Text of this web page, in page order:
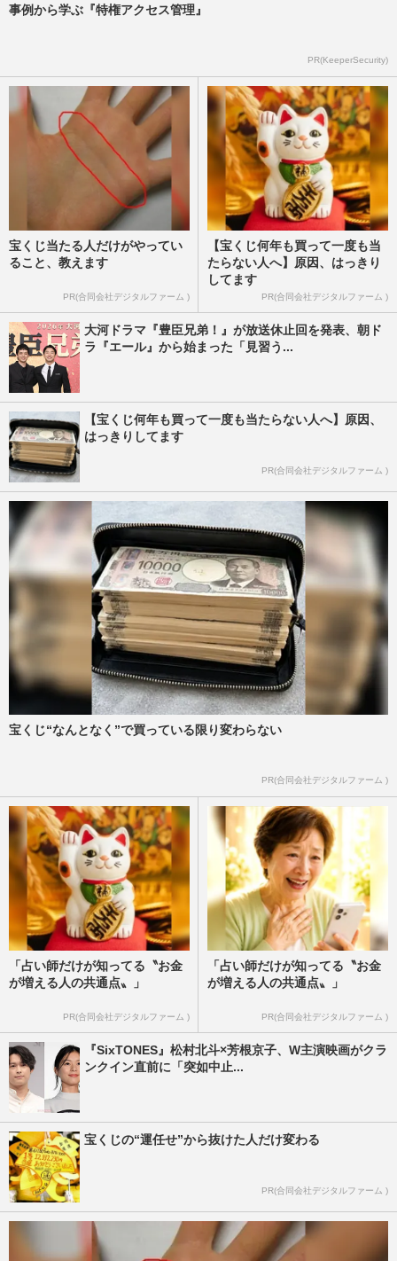
週刊女性PRIME
岩手県公式サイトの価値観が古すぎる「婚
いたページを削除した理由
週刊女性PRIME 2025/10/30
事例から学ぶ『特権アクセス管理』
PR(KeeperSecurity)
宝くじ当たる人だけがやってい
ること、教えます
PR(合同会社デジタルファーム )
【宝くじ何年も買って一度も当
たらない人へ】原因、はっきり
してます
PR(合同会社デジタルファーム )
大河ドラマ『豊臣兄弟！』が放送休止回を発表、朝ド
ラ『エール』から始まった「見習う...
【宝くじ何年も買って一度も当たらない人へ】原因、
はっきりしてます
PR(合同会社デジタルファーム )
宝くじ“なんとなく”で買っている限り変わらない
PR(合同会社デジタルファーム )
「占い師だけが知ってる〝お金
が増える人の共通点〟」
PR(合同会社デジタルファーム )
「占い師だけが知ってる〝お金
が増える人の共通点〟」
PR(合同会社デジタルファーム )
『SixTONES』松村北斗×芳根京子、W主演映画がクラ
ンクイン直前に「突如中止...
宝くじの“運任せ”から抜けた人だけ変わる
PR(合同会社デジタルファーム )